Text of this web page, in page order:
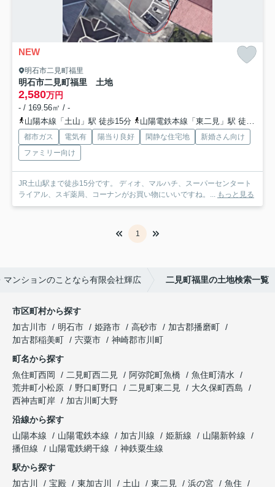
NEW
明石市二見町福里
明石市二見町福里 土地
2,580万円
- / 169.56㎡ / -
山陽本線「土山」駅 徒歩15分
山陽電鉄本線「東二見」駅 徒歩24分
都市ガス 電気有 陽当り良好 閑静な住宅地
新婚さん向け
ファミリー向け
JR土山駅まで徒歩15分です。 ディオ、マルハチ、スーパーセンタート
ライアル、スギ薬局、コーナンがお買い物にいいですね。... もっと見る
1
ンションのことなら有限会社輝広 二見町福里の土地検索一覧
市区町村から探す
加古川市
明石市 姫路市 高砂市
加古郡播磨町
加古郡稲美町
宍粟市
神崎郡市川町
町名から探す
魚住町西岡
二見町西二見 阿弥陀町魚橋
魚住町清水
荒井町小松原
野口町野口 二見町東二見
大久保町西島
西神吉町岸
加古川町大野
沿線から探す
山陽本線
山陽電鉄本線 加古川線 姫新線
山陽新幹線
播但線
山陽電鉄網干線
神鉄粟生線
駅から探す
加古川
宝殿 東加古川 土山 東二見 浜の宮
魚住